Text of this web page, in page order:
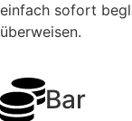
einfach sofort
überweisen.
Bar